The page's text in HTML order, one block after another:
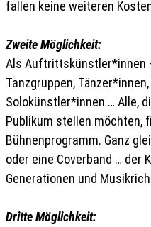
fallen keine weiteren
Zweite Möglichkeit:
Als Auftrittskünstler*innen
Tanzgruppen,
Solokünstler*innen … Alle,
Publikum stellen möchten,
Bühnenprogramm. Ganz
oder eine Coverband … der
Generationen und
Dritte Möglichkeit: